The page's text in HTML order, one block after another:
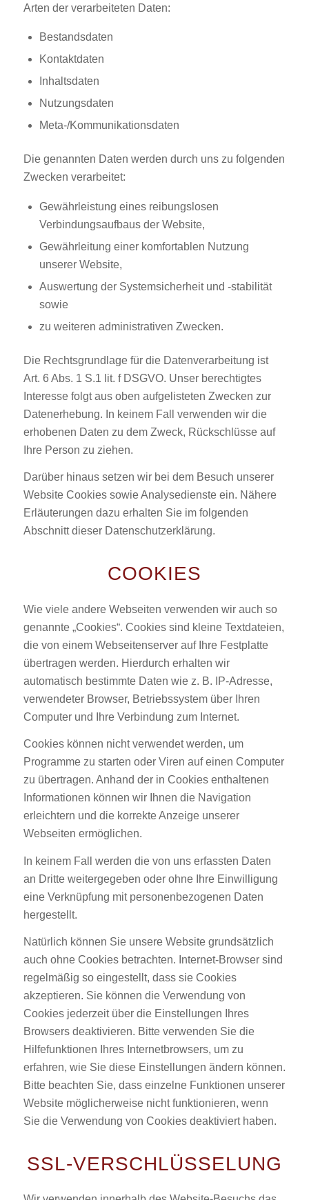
Arten der verarbeiteten Daten:
Bestandsdaten
Kontaktdaten
Inhaltsdaten
Nutzungsdaten
Meta-/Kommunikationsdaten
Die genannten Daten werden durch uns zu folgenden
Zwecken verarbeitet:
Gewährleistung eines reibungslosen
Verbindungsaufbaus der Website,
Gewährleitung einer komfortablen Nutzung
unserer Website,
Auswertung der Systemsicherheit und -stabilität
sowie
zu weiteren administrativen Zwecken.
Die Rechtsgrundlage für die Datenverarbeitung ist
Art. 6 Abs. 1 S.1 lit. f DSGVO. Unser berechtigtes
Interesse folgt aus oben aufgelisteten Zwecken zur
Datenerhebung. In keinem Fall verwenden wir die
erhobenen Daten zu dem Zweck, Rückschlüsse auf
Ihre Person zu ziehen.
Darüber hinaus setzen wir bei dem Besuch unserer
Website Cookies sowie Analysedienste ein. Nähere
Erläuterungen dazu erhalten Sie im folgenden
Abschnitt dieser Datenschutzerklärung.
COOKIES
Wie viele andere Webseiten verwenden wir auch so
genannte „Cookies“. Cookies sind kleine Textdateien,
die von einem Webseitenserver auf Ihre Festplatte
übertragen werden. Hierdurch erhalten wir
automatisch bestimmte Daten wie z. B. IP-Adresse,
verwendeter Browser, Betriebssystem über Ihren
Computer und Ihre Verbindung zum Internet.
Cookies können nicht verwendet werden, um
Programme zu starten oder Viren auf einen Computer
zu übertragen. Anhand der in Cookies enthaltenen
Informationen können wir Ihnen die Navigation
erleichtern und die korrekte Anzeige unserer
Webseiten ermöglichen.
In keinem Fall werden die von uns erfassten Daten
an Dritte weitergegeben oder ohne Ihre Einwilligung
eine Verknüpfung mit personenbezogenen Daten
hergestellt.
Natürlich können Sie unsere Website grundsätzlich
auch ohne Cookies betrachten. Internet-Browser sind
regelmäßig so eingestellt, dass sie Cookies
akzeptieren. Sie können die Verwendung von
Cookies jederzeit über die Einstellungen Ihres
Browsers deaktivieren. Bitte verwenden Sie die
Hilfefunktionen Ihres Internetbrowsers, um zu
erfahren, wie Sie diese Einstellungen ändern können.
Bitte beachten Sie, dass einzelne Funktionen unserer
Website möglicherweise nicht funktionieren, wenn
Sie die Verwendung von Cookies deaktiviert haben.
SSL-VERSCHLÜSSELUNG